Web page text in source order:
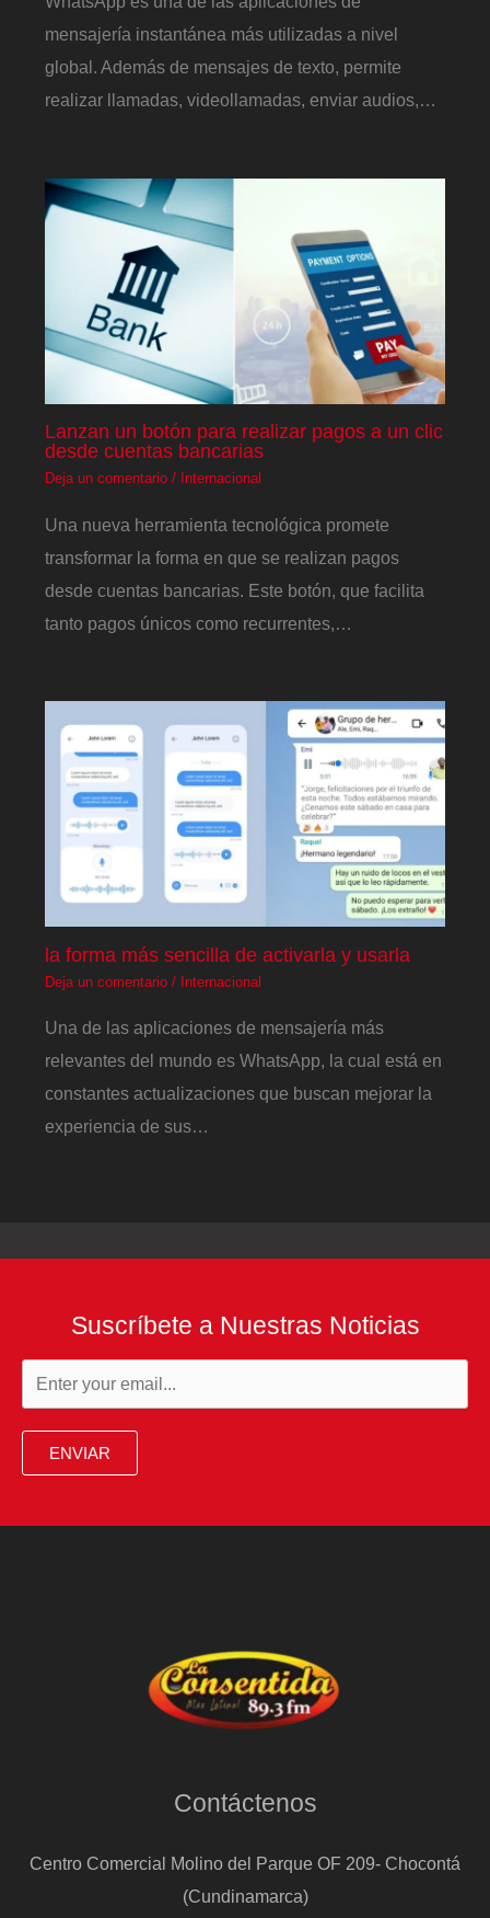
mensajería instantánea más utilizadas a nivel
global. Además de mensajes de texto, permite
realizar llamadas, videollamadas, enviar audios,…
Lanzan un botón para realizar pagos a un clic
desde cuentas bancarias
Deja un comentario / Internacional
Una nueva herramienta tecnológica promete
transformar la forma en que se realizan pagos
desde cuentas bancarias. Este botón, que facilita
tanto pagos únicos como recurrentes,…
la forma más sencilla de activarla y usarla
Deja un comentario / Internacional
Una de las aplicaciones de mensajería más
relevantes del mundo es WhatsApp, la cual está en
constantes actualizaciones que buscan mejorar la
experiencia de sus…
Suscríbete a Nuestras Noticias
ENVIAR
Contáctenos
Centro Comercial Molino del Parque OF 209- Chocontá
(Cundinamarca)